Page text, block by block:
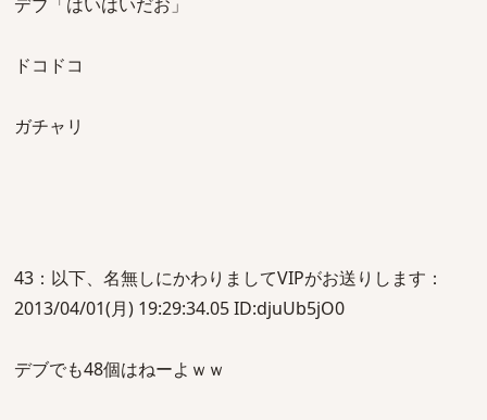
ドコドコ
ガチャリ
43：以下、名無しにかわりましてVIPがお送りします：
2013/04/01(月) 19:29:34.05 ID:djuUb5jO0
デブでも48個はねーよｗｗ